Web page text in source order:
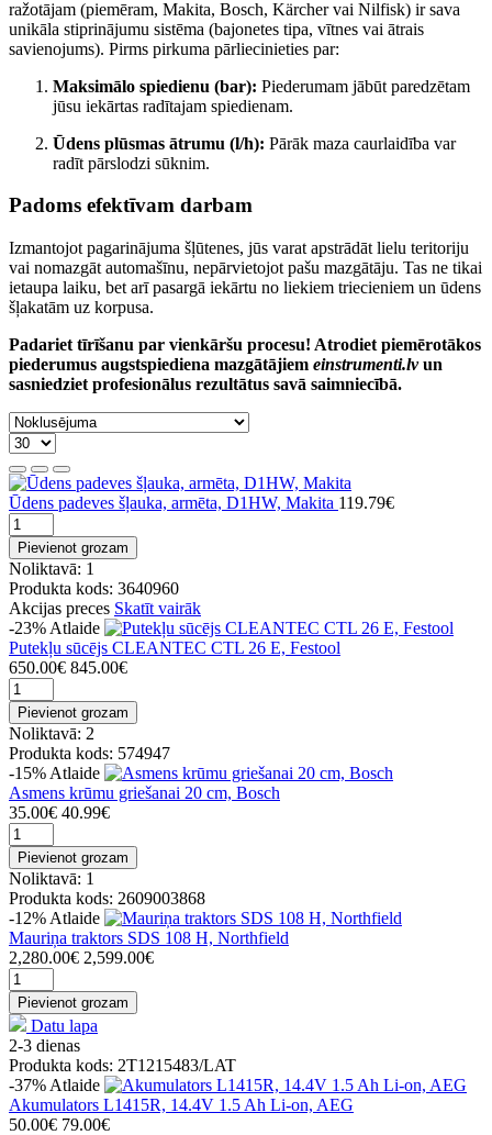
ražotājam (piemēram, Makita, Bosch, Kärcher vai Nilfisk) ir sava
unikāla stiprinājumu sistēma (bajonetes tipa, vītnes vai ātrais
savienojums). Pirms pirkuma pārliecinieties par:
Maksimālo spiedienu (bar): Piederumam jābūt paredzētam
jūsu iekārtas radītajam spiedienam.
Ūdens plūsmas ātrumu (l/h): Pārāk maza caurlaidība var
radīt pārslodzi sūknim.
Padoms efektīvam darbam
Izmantojot pagarinājuma šļūtenes, jūs varat apstrādāt lielu teritoriju
vai nomazgāt automašīnu, nepārvietojot pašu mazgātāju. Tas ne tikai
ietaupa laiku, bet arī pasargā iekārtu no liekiem triecieniem un ūdens
šļakatām uz korpusa.
Padariet tīrīšanu par vienkāršu procesu! Atrodiet piemērotākos
piederumus augstspiediena mazgātājiem einstrumenti.lvun
sasniedziet profesionālus rezultātus savā saimniecībā.
Ūdens padeves šļauka, armēta, D1HW, Makita 119.79€
Pievienot grozam
Noliktavā: 1
Produkta kods: 3640960
Akcijas preces Skatīt vairāk
-23% Atlaide
Putekļu sūcējs CLEANTEC CTL 26 E, Festool
650.00€ 845.00€
Pievienot grozam
Noliktavā: 2
Produkta kods: 574947
-15% Atlaide
Asmens krūmu griešanai 20 cm, Bosch
35.00€ 40.99€
Pievienot grozam
Noliktavā: 1
Produkta kods: 2609003868
-12% Atlaide
Mauriņa traktors SDS 108 H, Northfield
2,280.00€ 2,599.00€
Pievienot grozam
Datu lapa
2-3 dienas
Produkta kods: 2T1215483/LAT
-37% Atlaide
Akumulators L1415R, 14.4V 1.5 Ah Li-on, AEG
50.00€ 79.00€